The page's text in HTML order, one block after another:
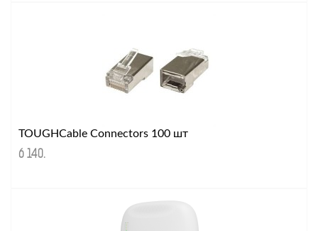
TOUGHCable Connectors 100 шт
6 140.